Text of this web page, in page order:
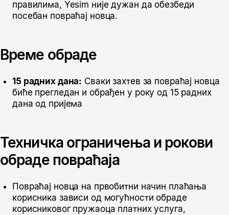
правилима, Yesim није дужан да обезбеди
посебан повраћај новца.
Време обраде
15 радних дана: Сваки захтев за повраћај новца
биће прегледан и обрађен у року од 15 радних
дана од пријема
Техничка ограничења и рокови
обраде повраћаја
Повраћај новца на првобитни начин плаћања
корисника зависи од могућности обраде
корисниковог пружаоца платних услуга,